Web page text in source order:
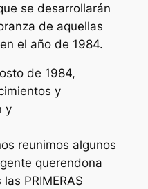
se desarrollarán
de aquellas
el año de 1984.
de 1984,
y
y
reunimos algunos
querendona
PRIMERAS